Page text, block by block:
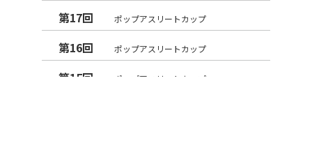
第17回 ポップアスリートカップ
第16回 ポップアスリートカップ
第15回 ポップアスリートカップ